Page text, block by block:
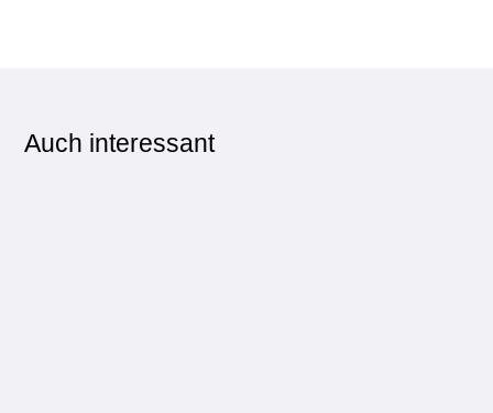
Auch interessant